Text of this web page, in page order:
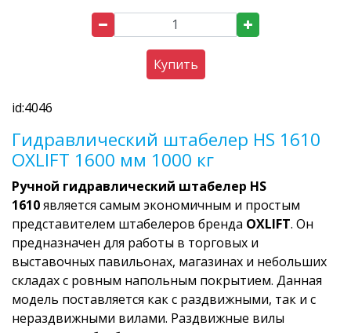
Купить
id:4046
Гидравлический штабелер HS 1610
OXLIFT 1600 мм 1000 кг
Ручной гидравлический штабелер HS
1610является самым экономичным и простым
представителем штабелеров бренда OXLIFT. Он
предназначен для работы в торговых и
выставочных павильонах, магазинах и небольших
складах с ровным напольным покрытием. Данная
модель поставляется как с раздвижными, так и с
нераздвижными вилами. Раздвижные вилы